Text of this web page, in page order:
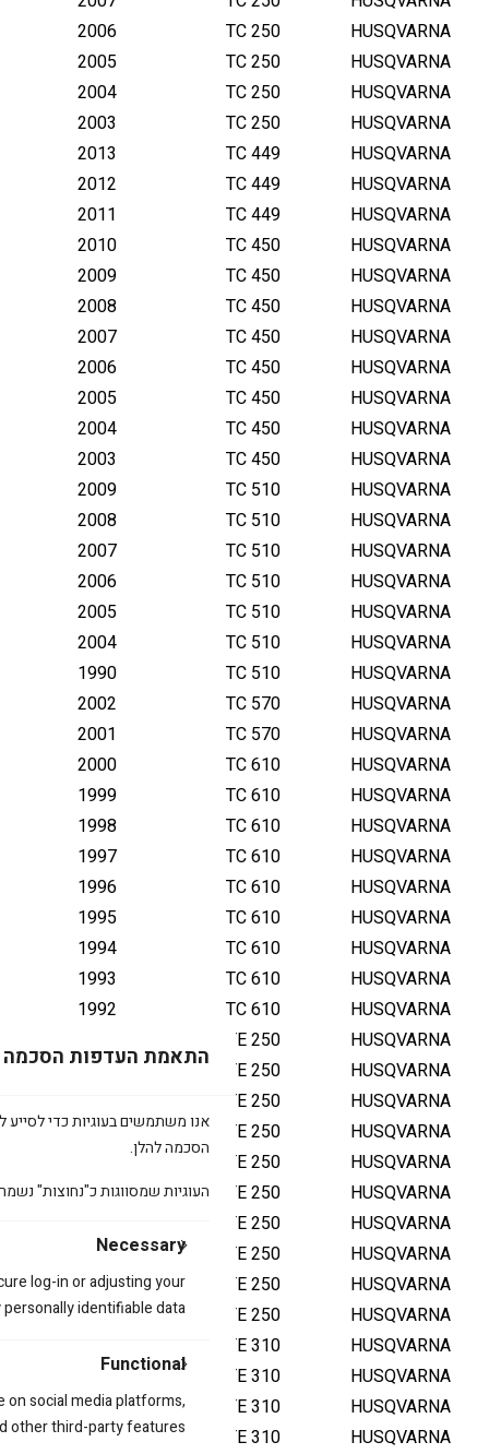
התאמת העדפות הסכמה
אנו משתמשים בעוגיות כדי לסייע
הסכמה להלן.
העוגיות שמסווגות כ"נחוצות"
Necessary
log-in or adjusting your
identifiable data.
Functional
social media platforms,
other third-party features.
HUSQVARNA
TC 250
2006
HUSQVARNA
TC 250
2005
HUSQVARNA
TC 250
2004
HUSQVARNA
TC 250
2003
HUSQVARNA
TC 449
2013
HUSQVARNA
TC 449
2012
HUSQVARNA
TC 449
2011
HUSQVARNA
TC 450
2010
HUSQVARNA
TC 450
2009
HUSQVARNA
TC 450
2008
HUSQVARNA
TC 450
2007
HUSQVARNA
TC 450
2006
HUSQVARNA
TC 450
2005
HUSQVARNA
TC 450
2004
HUSQVARNA
TC 450
2003
HUSQVARNA
TC 510
2009
HUSQVARNA
TC 510
2008
HUSQVARNA
TC 510
2007
HUSQVARNA
TC 510
2006
HUSQVARNA
TC 510
2005
HUSQVARNA
TC 510
2004
HUSQVARNA
TC 510
1990
HUSQVARNA
TC 570
2002
HUSQVARNA
TC 570
2001
HUSQVARNA
TC 610
2000
HUSQVARNA
TC 610
1999
HUSQVARNA
TC 610
1998
HUSQVARNA
TC 610
1997
HUSQVARNA
TC 610
1996
HUSQVARNA
TC 610
1995
HUSQVARNA
TC 610
1994
HUSQVARNA
TC 610
1993
HUSQVARNA
TC 610
1992
HUSQVARNA
TE 250
HUSQVARNA
TE 250
2011
HUSQVARNA
TE 250
HUSQVARNA
TE 250
2009
HUSQVARNA
TE 250
HUSQVARNA
TE 250
2007
HUSQVARNA
TE 250
HUSQVARNA
TE 250
2005
HUSQVARNA
TE 250
2004
HUSQVARNA
TE 250
2003
HUSQVARNA
TE 310
HUSQVARNA
TE 310
2011
HUSQVARNA
TE 310
2010
HUSQVARNA
TE 310
2009